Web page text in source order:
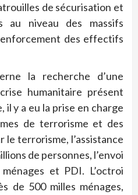
de sécurisation et
au niveau des massifs
des effectifs
la recherche d’une
humanitaire présent
il y a eu la prise en charge
de terrorisme et des
terrorisme, l’assistance
de personnes, l’envoi
et PDI. L’octroi
de 500 milles ménages,